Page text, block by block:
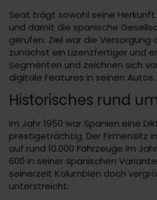
Seat trägt sowohl seine
und damit die spanische
gerufen. Ziel war die
zunächst ein Lizenzfertiger und
Segmenten und zeichnen sich
digitale Features in seinen Autos.
Historisches rund
Im Jahr 1950 war Spanien eine
prestigeträchtig. Der Firmensitz
auf rund 10.000 Fahrzeuge im
600 in seiner spanischen
seinerzeit Kolumbien doch
unterstreicht.